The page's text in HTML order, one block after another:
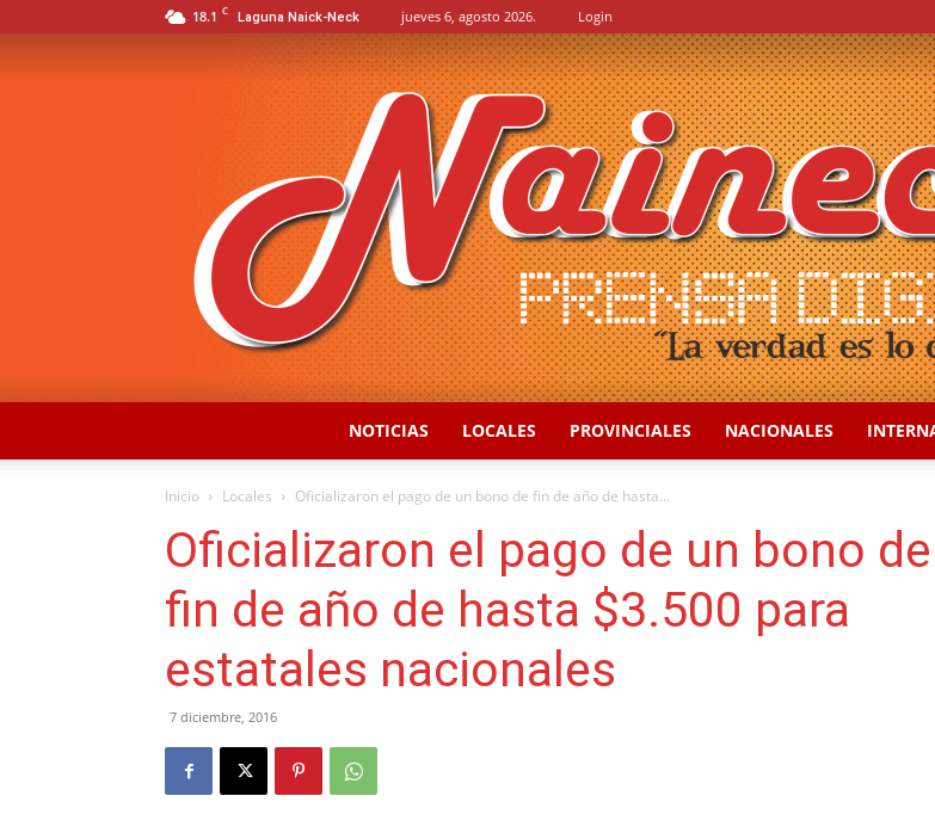
18.1 C Laguna Naick-Neck jueves 6, agosto 2026. Login
NAINECK
NOTICIAS LOCALES PROVINCIALES NACIONALES
Inicio Locales Oficializaron el pago de un bono de fin de año de hasta...
Oficializaron el pago de un bono de
fin de año de hasta $3.500 para
estatales nacionales
7 diciembre, 2016